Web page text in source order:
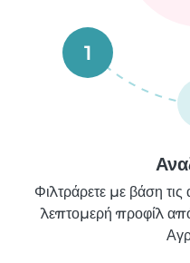
1
Φιλτράρετε με βάση τις
λεπτομερή προφίλ